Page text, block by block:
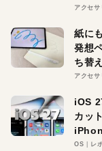
アクセサ
紙に
発想
ち替
アクセサ
iOS
カッ
OS レ